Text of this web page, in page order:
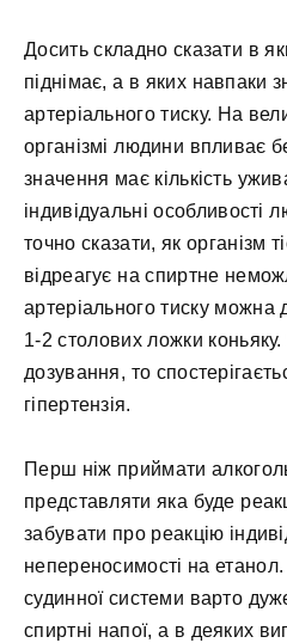
Досить складно сказати в
піднімає, а в яких навпаки
артеріального тиску. На
організмі людини впливає
значення має кількість
індивідуальні
точно сказати, як організм
відреагує на спиртне
артеріального тиску можна
1-2 столових ложки
дозування, то
гіпертензія.
Перш ніж приймати
представляти яка буде
забувати про реакцію
непереносимості на
судинної системи варто
спиртні напої, а в деяких